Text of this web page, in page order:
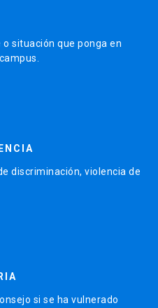
situación que ponga en
discriminación, violencia de
si se ha vulnerado